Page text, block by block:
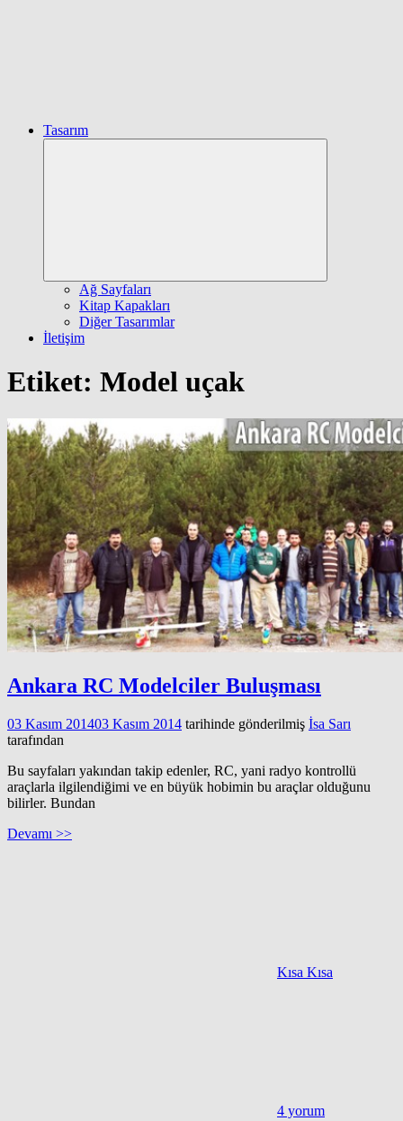
Tasarım
Ağ Sayfaları
Kitap Kapakları
Diğer Tasarımlar
İletişim
Etiket: Model uçak
Ankara RC Modelciler Buluşması
03 Kasım 201403 Kasım 2014 tarihinde gönderilmiş İsa Sarı
tarafından
Bu sayfaları yakından takip edenler, RC, yani radyo kontrollü
araçlarla ilgilendiğimi ve en büyük hobimin bu araçlar olduğunu
bilirler. Bundan
Devamı >>
Kısa Kısa
4 yorum